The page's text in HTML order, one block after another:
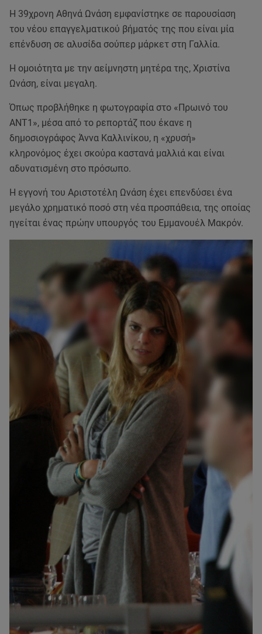
Η 39χρονη Αθηνά Ωνάση εμφανίστηκε σε παρουσίαση
του νέου επαγγελματικού βήματός της που είναι μία
επένδυση σε αλυσίδα σούπερ μάρκετ στη Γαλλία.
Η ομοιότητα με την αείμνηστη μητέρα της, Χριστίνα
Ωνάση, είναι μεγαλη.
Όπως προβλήθηκε η φωτογραφία στο «Πρωινό του
ΑΝΤ1», μέσα από το ρεπορτάζ που έκανε η
δημοσιογράφος Άννα Καλλινίκου, η «χρυσή»
κληρονόμος έχει σκούρα καστανά μαλλιά και είναι
αδυνατισμένη στο πρόσωπο.
Η εγγονή του Αριστοτέλη Ωνάση έχει επενδύσει ένα
μεγάλο χρηματικό ποσό στη νέα προσπάθεια, της οποίας
ηγείται ένας πρώην υπουργός του Εμμανουέλ Μακρόν.